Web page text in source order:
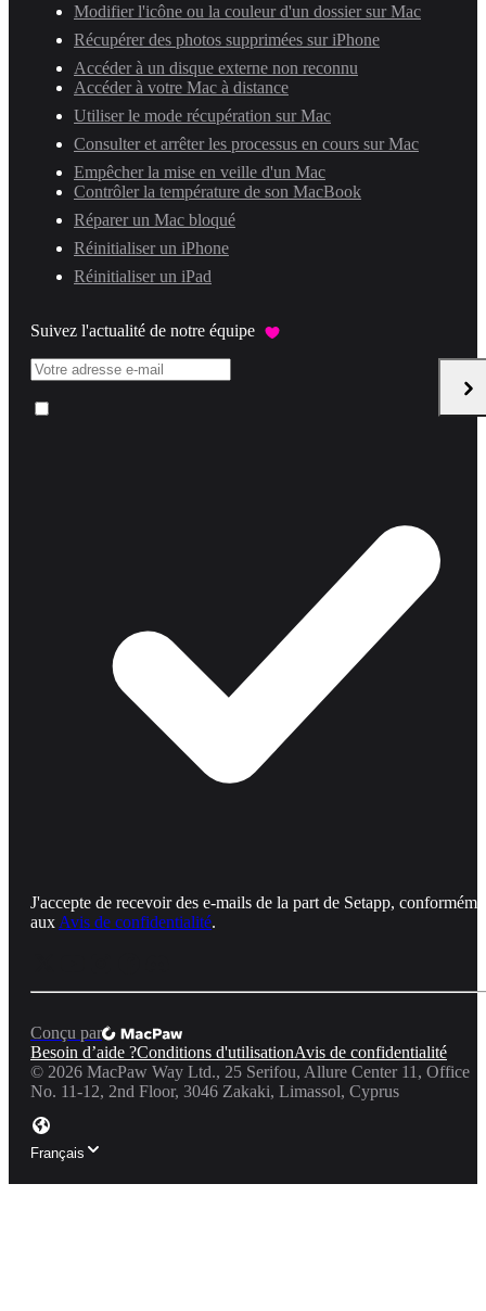
Modifier l'icône ou la couleur d'un dossier sur Mac
Récupérer des photos supprimées sur iPhone
Accéder à un disque externe non reconnu
Accéder à votre Mac à distance
Utiliser le mode récupération sur Mac
Consulter et arrêter les processus en cours sur Mac
Empêcher la mise en veille d'un Mac
Contrôler la température de son MacBook
Réparer un Mac bloqué
Réinitialiser un iPhone
Réinitialiser un iPad
Suivez l'actualité de notre équipe
J'accepte de recevoir des e-mails de la part de Setapp,
aux Avis de confidentialité.
Conçu par
Besoin d’aide ?Conditions d'utilisationAvis de confidentialité
© 2026 MacPaw Way Ltd., 25 Serifou, Allure Center 11, Office
No. 11-12, 2nd Floor, 3046 Zakaki, Limassol, Cyprus
Français